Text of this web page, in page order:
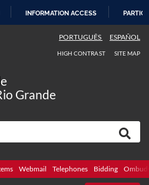
INFORMATION ACCESS
PORTUGUÊS ESPAÑOL
HIGH CONTRAST SITE MAP
Grande
Webmail Telephones Bidding